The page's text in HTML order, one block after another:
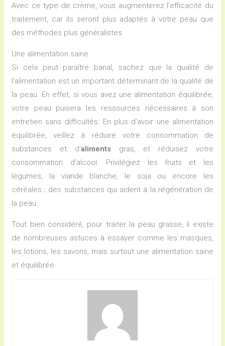
Avec ce type de crème, vous augmenterez l’efficacité du
traitement, car ils seront plus adaptés à votre peau que
des méthodes plus généralistes.
Une alimentation saine
Si cela peut paraître banal, sachez que la qualité de
l’alimentation est un important déterminant de la qualité de
la peau. En effet, si vous avez une alimentation équilibrée,
votre peau puisera les ressources nécessaires à son
entretien sans difficultés. En plus d’avoir une alimentation
équilibrée, veillez à réduire votre consommation de
substances et d’alimentsgras, et réduisez votre
consommation d’alcool. Privilégiez les fruits et les
légumes, la viande blanche, le soja ou encore les
céréales ; des substances qui aident à la régénération de
la peau.
Tout bien considéré, pour traiter la peau grasse, il existe
de nombreuses astuces à essayer comme les masques,
les lotions, les savons, mais surtout une alimentation saine
et équilibrée.